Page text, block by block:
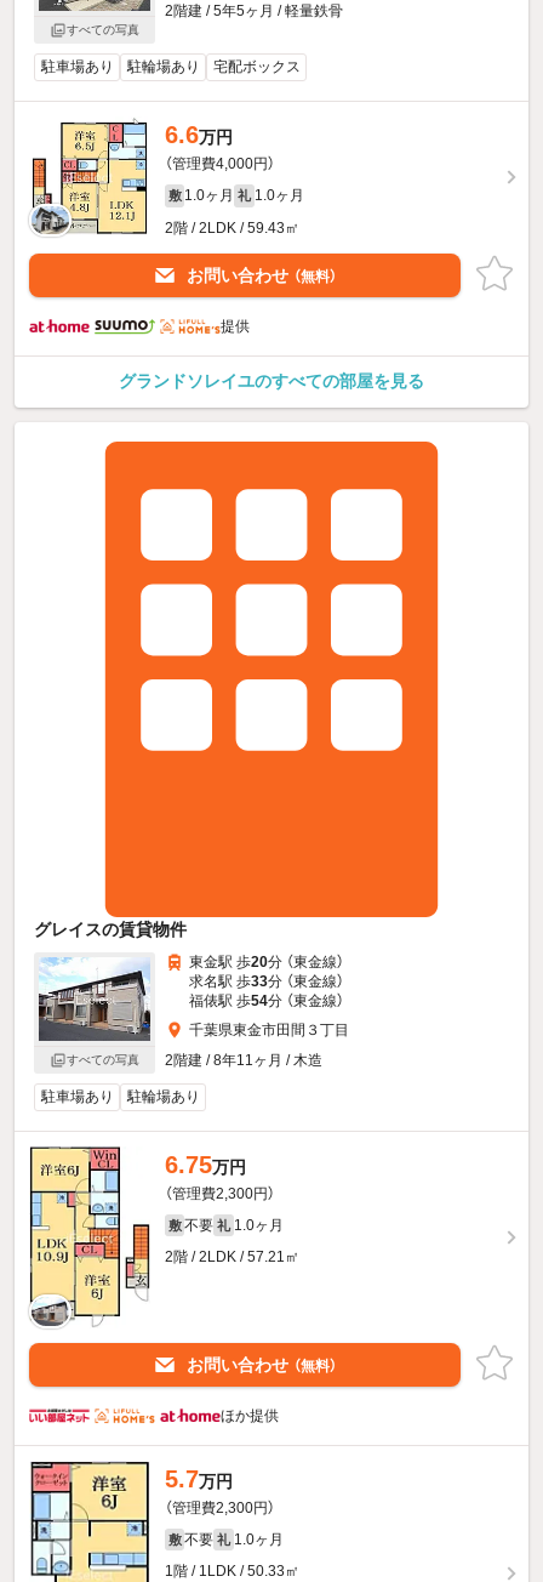
すべての写真
2階建 / 5年5ヶ月 / 軽量鉄骨
駐車場あり 駐輪場あり 宅配ボックス
6.6万円
（管理費4,000円）
敷 1.0ヶ月 礼 1.0ヶ月
2階 / 2LDK / 59.43㎡
お問い合わせ （無料）
提供
グランドソレイユのすべての部屋を見る
グレイスの賃貸物件
すべての写真
東金駅 歩20分 （東金線）
求名駅 歩33分 （東金線）
福俵駅 歩54分 （東金線）
千葉県東金市田間３丁目
2階建 / 8年11ヶ月 / 木造
駐車場あり 駐輪場あり
6.75万円
（管理費2,300円）
敷 不要 礼 1.0ヶ月
2階 / 2LDK / 57.21㎡
お問い合わせ （無料）
ほか提供
5.7万円
（管理費2,300円）
敷 不要 礼 1.0ヶ月
1階 / 1LDK / 50.33㎡